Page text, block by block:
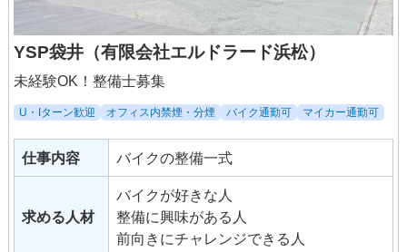
YSP袋井（有限会社エルドラード浜松）
未経験OK！整備士募集
U・Iターン歓迎 オフィス内禁煙・分煙 バイク通勤可 マイカー通勤可
仕事内容 バイクの整備一式
求める人材
バイクが好きな人
整備に興味がある人
前向きにチャレンジできる人